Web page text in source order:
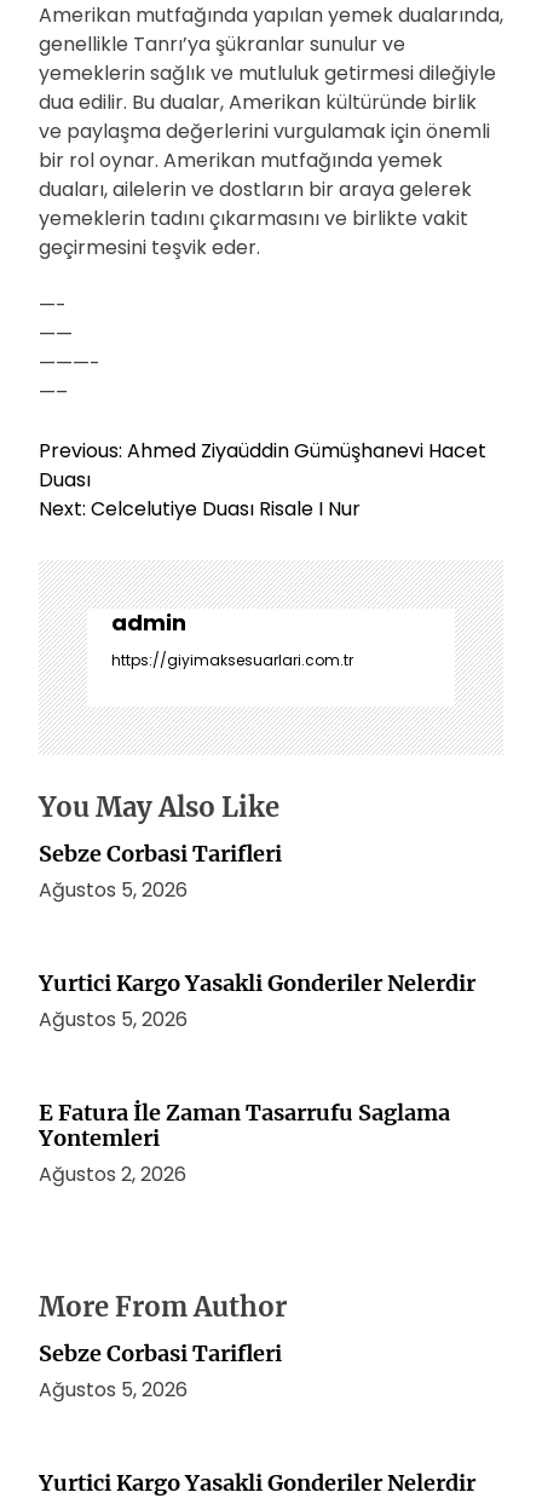
Amerikan mutfağında yapılan yemek dualarında,
genellikle Tanrı’ya şükranlar sunulur ve
yemeklerin sağlık ve mutluluk getirmesi dileğiyle
dua edilir. Bu dualar, Amerikan kültüründe birlik
ve paylaşma değerlerini vurgulamak için önemli
bir rol oynar. Amerikan mutfağında yemek
duaları, ailelerin ve dostların bir araya gelerek
yemeklerin tadını çıkarmasını ve birlikte vakit
geçirmesini teşvik eder.
—-
——
———-
—–
Y
a
z
g
e
z
i
n
m
e
i
Previous: Ahmed Ziyaüddin Gümüşhanevi Hacet
Duası
Next: Celcelutiye Duası Risale I Nur
admin
https://giyimaksesuarlari.com.tr
You May Also Like
Sebze Corbasi Tarifleri
Ağustos 5, 2026
Yurtici Kargo Yasakli Gonderiler Nelerdir
Ağustos 5, 2026
E Fatura İle Zaman Tasarrufu Saglama
Yontemleri
Ağustos 2, 2026
More From Author
Sebze Corbasi Tarifleri
Ağustos 5, 2026
Yurtici Kargo Yasakli Gonderiler Nelerdir